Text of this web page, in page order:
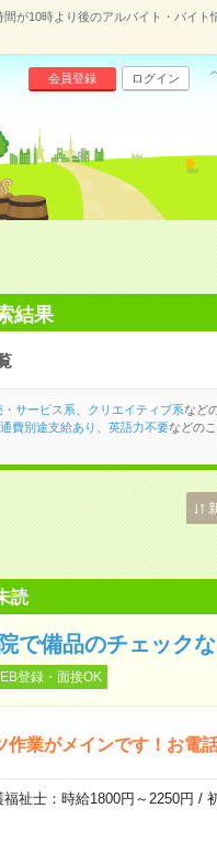
が10時より後のアルバイト・バイト
会員登録 ログイン
結果
サービス系 クリエイティブ系など
費別途支給あり 英語力不要などの
読
で備品のチェック
登録・面接OK
業がメインです！お電
祉士：時給1800円～2250円 /